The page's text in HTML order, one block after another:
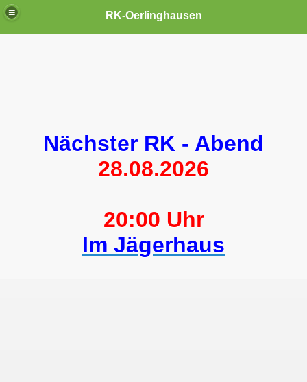
RK-Oerlinghausen
Nächster RK - Abend
28.08.2026
20:00 Uhr
Im Jägerhaus